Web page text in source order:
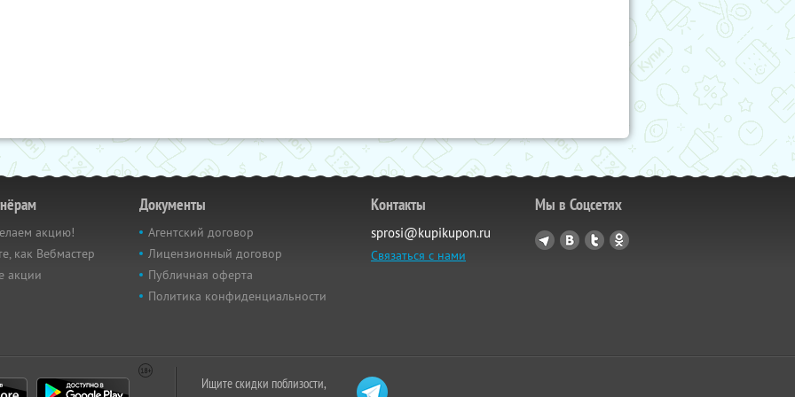
акцию!
как Вебмастер
акции
Документы
Агентский договор
Лицензионный договор
Публичная оферта
Политика конфиденциальности
Контакты
sprosi@kupikupon.ru
Связаться с нами
Мы в Соцсетях
Ищите скидки поблизости,